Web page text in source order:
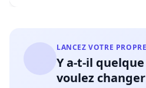
LANCEZ VOTRE
Y a-t-il
voulez changer